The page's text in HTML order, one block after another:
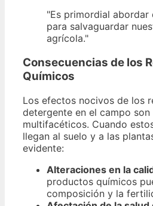
"Es primordial abordar
para salvaguardar
agrícola."
Consecuencias de los
Químicos
Los efectos nocivos de los
detergente en el campo son
multifacéticos. Cuando
llegan al suelo y a las
evidente:
Alteraciones en la
productos químicos
composición y la